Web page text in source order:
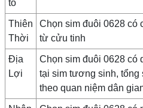
tố
Thiên
Thời
Chọn sim đuôi 0628 có
từ cửu tinh
Địa
Lợi
Chọn sim đuôi 0628 có
tại sim tương sinh, tổng
theo quan niệm dân